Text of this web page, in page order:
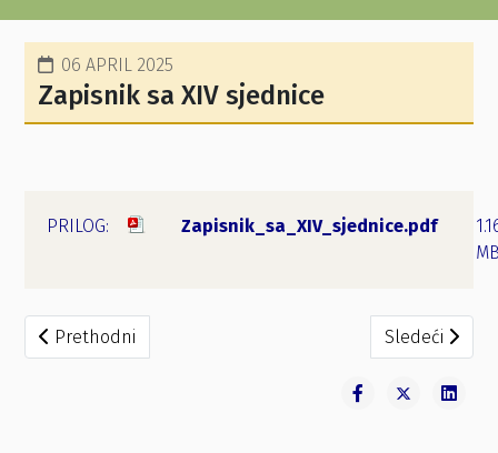
06 APRIL 2025
Zapisnik sa XIV sjednice
Zapisnik_sa_XIV_sjednice.pdf
Prethodni članak: Zapisnik sa XV sjednice
Prethodni Sledeći
Sledeći